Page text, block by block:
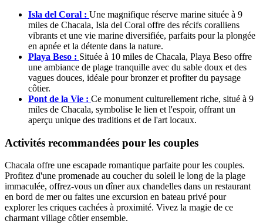
Isla del Coral : Une magnifique réserve marine située à 9
miles de Chacala, Isla del Coral offre des récifs coralliens
vibrants et une vie marine diversifiée, parfaits pour la plongée
en apnée et la détente dans la nature.
Playa Beso : Située à 10 miles de Chacala, Playa Beso offre
une ambiance de plage tranquille avec du sable doux et des
vagues douces, idéale pour bronzer et profiter du paysage
côtier.
Pont de la Vie : Ce monument culturellement riche, situé à 9
miles de Chacala, symbolise le lien et l'espoir, offrant un
aperçu unique des traditions et de l'art locaux.
Activités recommandées pour les couples
Chacala offre une escapade romantique parfaite pour les couples.
Profitez d'une promenade au coucher du soleil le long de la plage
immaculée, offrez-vous un dîner aux chandelles dans un restaurant
en bord de mer ou faites une excursion en bateau privé pour
explorer les criques cachées à proximité. Vivez la magie de ce
charmant village côtier ensemble.